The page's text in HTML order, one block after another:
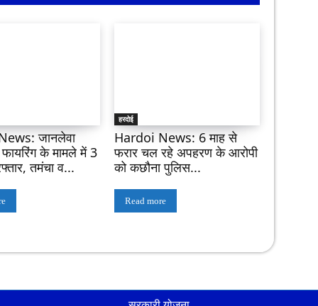
जानलेवा
के मामले में 3
तमंचा व...
हरदोई
Hardoi News: 6 माह से
फरार चल रहे अपहरण के आरोपी
को कछौना पुलिस...
Read more